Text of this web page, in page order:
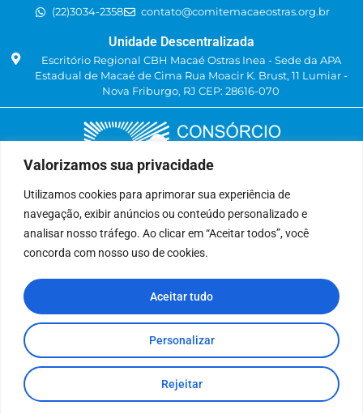
Valorizamos sua privacidade
Utilizamos cookies para aprimorar sua experiência de
navegação, exibir anúncios ou conteúdo personalizado e
analisar nosso tráfego. Ao clicar em “Aceitar todos”, você
concorda com nosso uso de cookies.
Personalizar
Rejeitar
Aceitar tudo
(22)3034-2358
contato@comitemacaeostras.org.br
Unidade Descentralizada
Escritório Regional CBH Macaé Ostras Inea - Sede da APA
Estadual de Macaé de Cima Rua Moacir K. Brust, 11 Lumiar -
Nova Friburgo, RJ CEP: 28616-070
Delegatária (CILSJ)
Rua: Avenida Um, n° 01, Lote 01, Quadra 11
Bairro: Jardins de São Pedro
São Pedro da Aldeia, RJ
(22) 9 8841-2358
secretariaexecutiva@cilsj.org.br
Todos Direitos Reservados.